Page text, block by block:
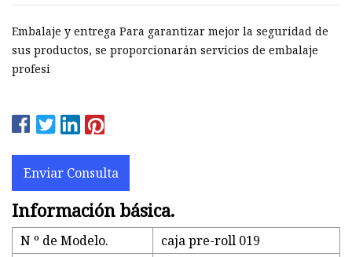
Embalaje y entrega Para garantizar mejor la seguridad de
sus productos, se proporcionarán servicios de embalaje
profesi
Enviar Consulta
Información básica.
N º de Modelo.
caja pre-roll 019